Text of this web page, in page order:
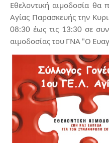
Εθελοντική αιμοδοσία θα
Αγίας Παρασκευής την
08:30 έως τις 13:30 σε
αιμοδοσίας του ΓΝΑ "Ο